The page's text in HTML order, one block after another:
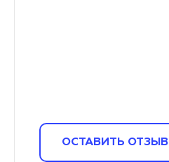
ОСТАВИТЬ ОТЗЫВ